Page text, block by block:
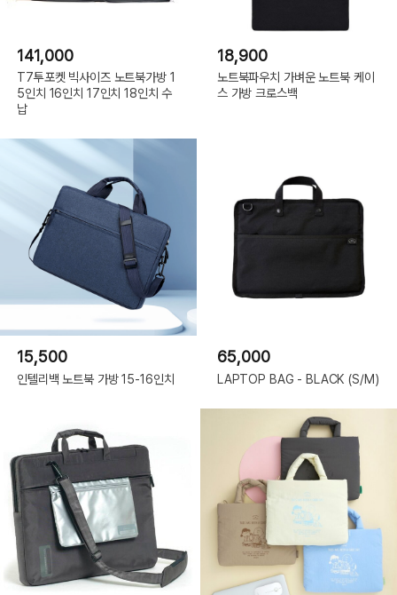
141,000
T7투포켓 빅사이즈 노트북가방 1
5인치 16인치 17인치 18인치 수
납
18,900
노트북파우치 가벼운 노트북 케이
스 가방 크로스백
15,500
인텔리백 노트북 가방 15-16인치
65,000
LAPTOP BAG - BLACK (S/M)